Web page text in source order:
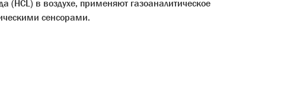
(HCL) в воздухе, применяют газоаналитическое
сенсорами.